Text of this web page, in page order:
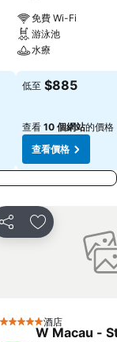
免費 Wi-Fi
游泳池
水療
查看價格
低至 $885
查看 10 個網站的價格
查看價格
分享 放到收藏夾
5 星級 酒店
W Macau -